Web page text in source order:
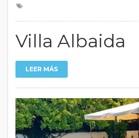
Villa Albaida
LEER MÁS